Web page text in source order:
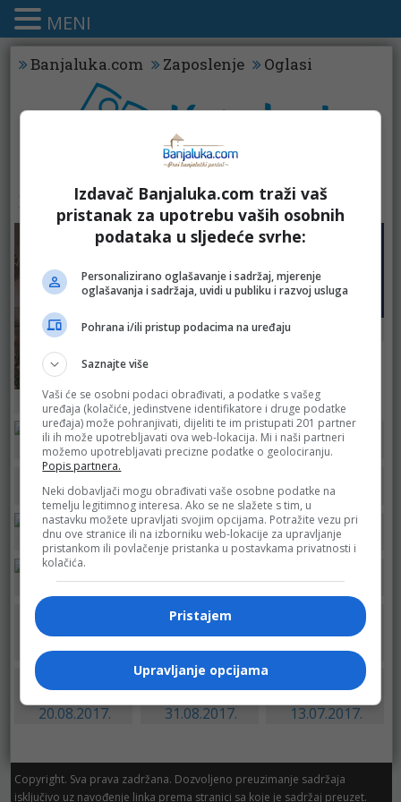
Banjaluka.com Zaposlenje Oglasi
KATALOZI - KUPATILA
Bingo Centrum
Fis Fis Fis
Fis Fis Robot
Fis Fis Fis
Fis Fis Fis
Fis – do
24.09.2017.
Fis katalog –
25.09.2017.
Fis katalog –
31.08.2017.
Robot katalog –
20.08.2017.
Fis katalog –
31.08.2017.
Fis katalog –
13.07.2017.
Copyright. Sva prava zadržana. Dozvoljeno preuzimanje sadržaja
isključivo uz navođenje linka prema stranici sa koje je sadržaj preuzet.
MENI
Izdavač Banjaluka.com traži vaš
pristanak za upotrebu vaših osobnih
podataka u sljedeće svrhe:
Personalizirano oglašavanje i sadržaj, mjerenje
oglašavanja i sadržaja, uvidi u publiku i razvoj usluga
Pohrana i/ili pristup podacima na uređaju
Saznajte više
Vaši će se osobni podaci obrađivati, a podatke s vašeg
uređaja (kolačiće, jedinstvene identifikatore i druge podatke
uređaja) može pohranjivati, dijeliti te im pristupati 201 partner
ili ih može upotrebljavati ova web-lokacija. Mi i naši partneri
možemo upotrebljavati precizne podatke o geolociranju.
Popis partnera.
Neki dobavljači mogu obrađivati vaše osobne podatke na
temelju legitimnog interesa. Ako se ne slažete s tim, u
nastavku možete upravljati svojim opcijama. Potražite vezu pri
dnu ove stranice ili na izborniku web-lokacije za upravljanje
pristankom ili povlačenje pristanka u postavkama privatnosti i
kolačića.
Pristajem
Upravljanje opcijama